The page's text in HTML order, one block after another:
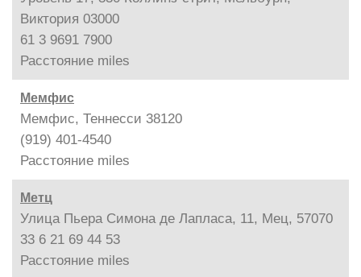
Виктория 03000
61 3 9691 7900
Расстояние miles
Мемфис
Мемфис, Теннесси 38120
(919) 401-4540
Расстояние miles
Метц
Улица Пьера Симона де Лапласа, 11, Мец, 57070
33 6 21 69 44 53
Расстояние miles